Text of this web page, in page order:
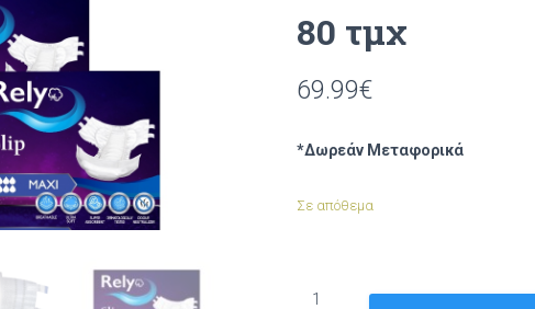
80 τμχ
69.99€
*Δωρεάν Μεταφορικά
Σε απόθεμα
Rely